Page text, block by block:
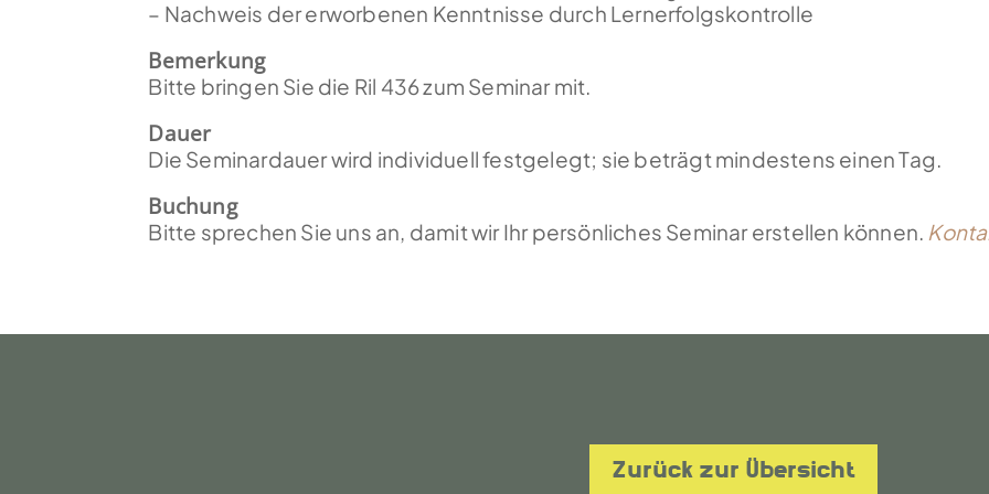
– Nachweis der erworbenen Kenntnisse durch Lernerfolgskontrolle
Bemerkung
Bitte bringen Sie die Ril 436 zum Seminar mit.
Dauer
Die Seminardauer wird individuell festgelegt; sie beträgt mindestens einen Tag.
Buchung
Bitte sprechen Sie uns an, damit wir Ihr persönliches Seminar erstellen können.
Zurück zur Übersicht